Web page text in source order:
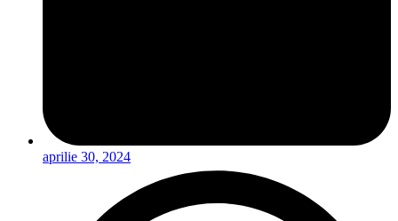
aprilie 30, 2024